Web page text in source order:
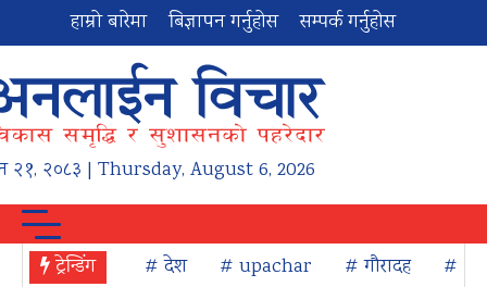
हाम्रो बारेमा बिज्ञापन गर्नुहोस सम्पर्क गर्नुहोस
२१, २०८३ | Thursday, August 6, 2026
ट्रेन्डिंग # देश # upachar # गौरादह
#